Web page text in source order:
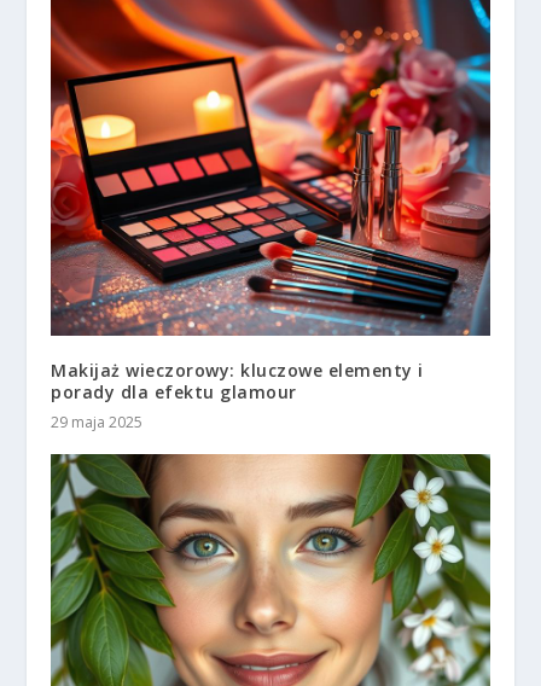
Makijaż wieczorowy: kluczowe elementy i
porady dla efektu glamour
29 maja 2025